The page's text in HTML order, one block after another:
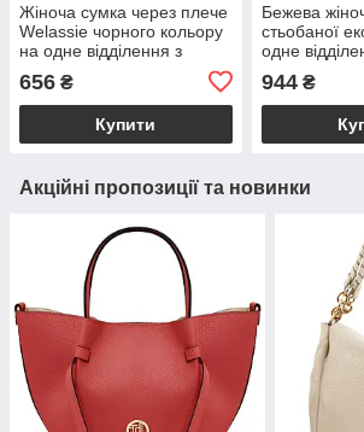
Жіноча сумка через плече
Welassie чорного кольору
на одне відділення з
656 ₴
Купити
Бежева
стьобаної
одне
з ручкою
плече
944₴
Акційні пропозиції та новинки